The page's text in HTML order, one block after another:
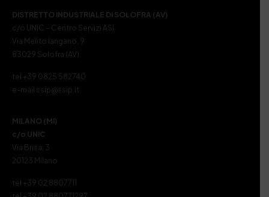
DISTRETTO INDUSTRIALE DI SOLOFRA (AV)
c/o UNIC – Centro Servizi ASI
Via Melito Iangano, 9
83029 Solofra (AV)
tel +39 0825 582740
e-mail ssip@ssip.it
MILANO (MI)
c/o UNIC
Via Brisa, 3
20123 Milano
tel +39 02 8807711